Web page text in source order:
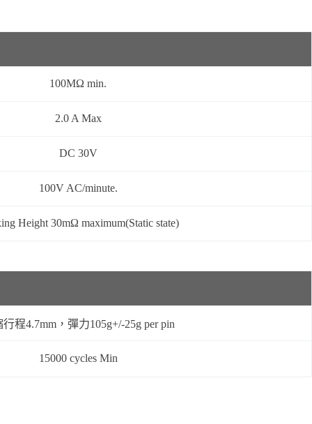
100MΩ min.
2.0 A Max
DC 30V
100V AC/minute.
Height 30mΩ maximum(Static state)
行程4.7mm，彈力105g+/-25g per pin
15000 cycles Min